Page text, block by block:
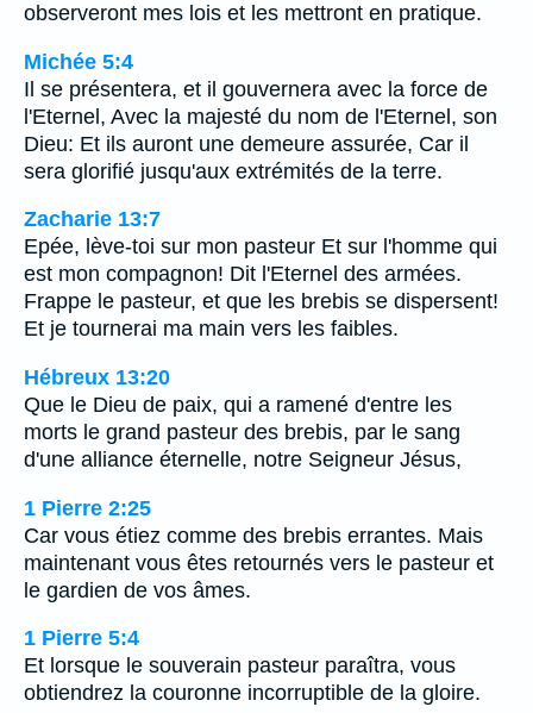
observeront mes lois et les mettront en pratique.
Michée 5:4
Il se présentera, et il gouvernera avec la force de
l'Eternel, Avec la majesté du nom de l'Eternel, son
Dieu: Et ils auront une demeure assurée, Car il
sera glorifié jusqu'aux extrémités de la terre.
Zacharie 13:7
Epée, lève-toi sur mon pasteur Et sur l'homme qui
est mon compagnon! Dit l'Eternel des armées.
Frappe le pasteur, et que les brebis se dispersent!
Et je tournerai ma main vers les faibles.
Hébreux 13:20
Que le Dieu de paix, qui a ramené d'entre les
morts le grand pasteur des brebis, par le sang
d'une alliance éternelle, notre Seigneur Jésus,
1 Pierre 2:25
Car vous étiez comme des brebis errantes. Mais
maintenant vous êtes retournés vers le pasteur et
le gardien de vos âmes.
1 Pierre 5:4
Et lorsque le souverain pasteur paraîtra, vous
obtiendrez la couronne incorruptible de la gloire.